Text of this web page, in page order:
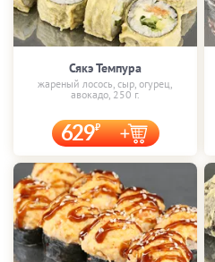
Сякэ Темпура
жареный лосось, сыр, огурец,
авокадо, 250 г.
629